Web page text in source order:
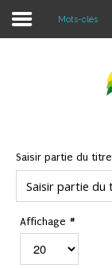
Contacter Nous
Blog
Mots-clés
Saisir partie du titre
Affichage #